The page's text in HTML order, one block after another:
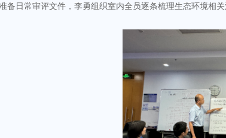
备日常审评文件，李勇组织室内全员逐条梳理生态环境相关